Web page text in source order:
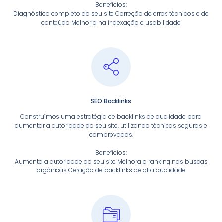
Benefícios:
Diagnóstico completo do seu site Correção de erros técnicos e de
conteúdo Melhoria na indexação e usabilidade
SEO Backlinks
Construímos uma estratégia de backlinks de qualidade para
aumentar a autoridade do seu site, utilizando técnicas seguras e
comprovadas.
Benefícios:
Aumenta a autoridade do seu site Melhora o ranking nas buscas
orgânicas Geração de backlinks de alta qualidade